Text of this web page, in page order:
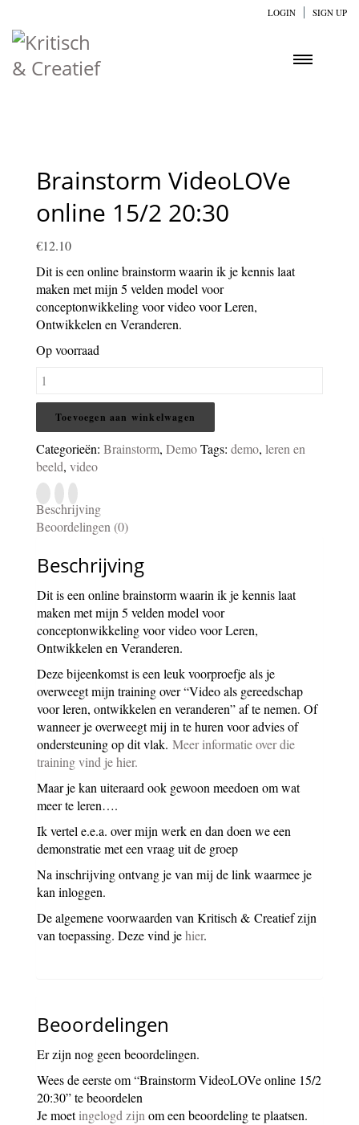
LOGIN SIGN UP
Brainstorm VideoLOVe
online 15/2 20:30
€12.10
Dit is een online brainstorm waarin ik je kennis laat
maken met mijn 5 velden model voor
conceptonwikkeling voor video voor Leren,
Ontwikkelen en Veranderen.
Op voorraad
Brainstorm
online
15/2
20:30
aantal
Toevoegen aan winkelwagen
Categorieën: Brainstorm, DemoTags: demo, leren en
beeld, video
Beschrijving
Beoordelingen (0)
Beschrijving
Dit is een online brainstorm waarin ik je kennis laat
maken met mijn 5 velden model voor
conceptonwikkeling voor video voor Leren,
Ontwikkelen en Veranderen.
Deze bijeenkomst is een leuk voorproefje als je
overweegt mijn training over “Video als gereedschap
voor leren, ontwikkelen en veranderen” af te nemen. Of
wanneer je overweegt mij in te huren voor advies of
ondersteuning op dit vlak. Meer informatie over die
training vind je hier.
Maar je kan uiteraard ook gewoon meedoen om wat
meer te leren….
Ik vertel e.e.a. over mijn werk en dan doen we een
demonstratie met een vraag uit de groep
Na inschrijving ontvang je van mij de link waarmee je
kan inloggen.
De algemene voorwaarden van Kritisch & Creatief zijn
van toepassing. Deze vind jehier.
Beoordelingen
Er zijn nog geen beoordelingen.
Wees de eerste om “Brainstorm VideoLOVe online 15/2
20:30” te beoordelen
Je moetingelogd zijnom een beoordeling te plaatsen.